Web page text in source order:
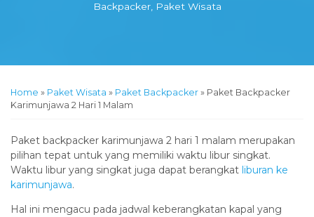
Backpacker, Paket Wisata
Home » Paket Wisata » Paket Backpacker » Paket Backpacker
Karimunjawa 2 Hari 1 Malam
Paket backpacker karimunjawa 2 hari 1 malam merupakan
pilihan tepat untuk yang memiliki waktu libur singkat.
Waktu libur yang singkat juga dapat berangkat liburan ke
karimunjawa.
Hal ini mengacu pada jadwal keberangkatan kapal yang